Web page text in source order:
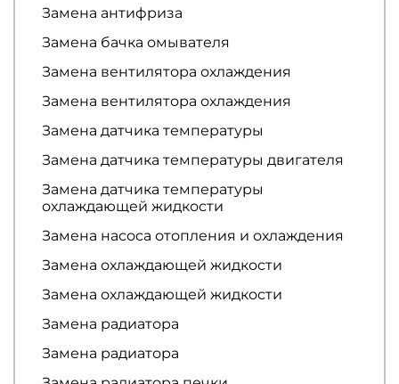
Замена антифриза
Замена бачка омывателя
Замена вентилятора охлаждения
Замена вентилятора охлаждения
Замена датчика температуры
Замена датчика температуры двигателя
Замена датчика температуры
охлаждающей жидкости
Замена насоса отопления и охлаждения
Замена охлаждающей жидкости
Замена охлаждающей жидкости
Замена радиатора
Замена радиатора